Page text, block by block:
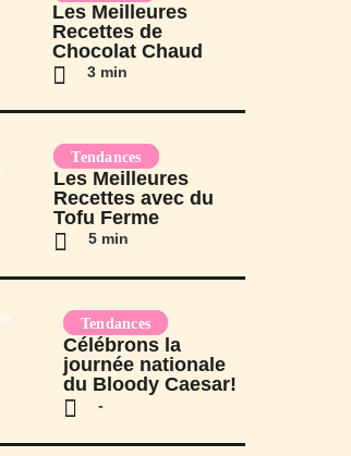
Les Meilleures
Recettes de
Chocolat Chaud
3 min
Tendances
Les Meilleures
Recettes avec du
Tofu Ferme
5 min
Tendances
Célébrons la
journée nationale
du Bloody Caesar!
-